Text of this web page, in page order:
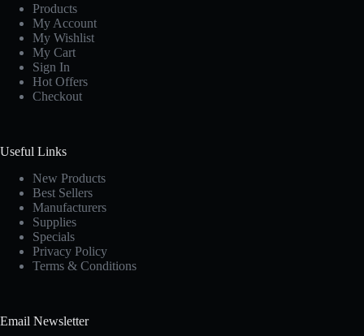
Products
My Account
My Wishlist
My Cart
Sign In
Hot Offers
Checkout
Useful Links
New Products
Best Sellers
Manufacturers
Supplies
Specials
Privacy Policy
Terms & Conditions
Email Newsletter